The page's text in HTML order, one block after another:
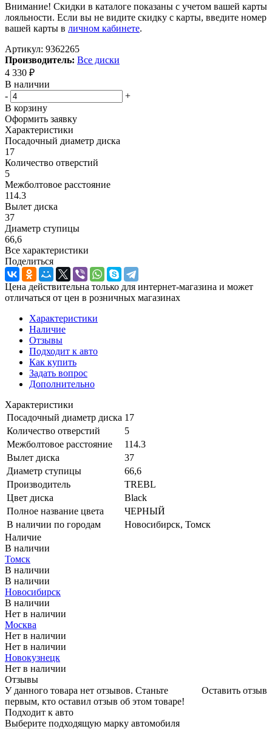
Внимание! Скидки в каталоге показаны с учетом вашей карты
лояльности. Если вы не видите скидку с карты, введите номер
вашей карты в личном кабинете.
Артикул: 9362265
Производитель: Все диски
4 330 ₽
В наличии
-
+
В корзину
Оформить заявку
Характеристики
Посадочный диаметр диска
17
Количество отверстий
5
Межболтовое расстояние
114.3
Вылет диска
37
Диаметр ступицы
66,6
Все характеристики
Поделиться
Цена действительна только для интернет-магазина и может
отличаться от цен в розничных магазинах
Характеристики
Наличие
Отзывы
Подходит к авто
Как купить
Задать вопрос
Дополнительно
Характеристики
Посадочный диаметр диска 17
Количество отверстий
5
Межболтовое расстояние
114.3
Вылет диска
37
Диаметр ступицы
66,6
Производитель
TREBL
Цвет диска
Black
Полное название цвета
ЧЕРНЫЙ
В наличии по городам
Новосибирск, Томск
Наличие
В наличии
Томск
В наличии
В наличии
Новосибирск
В наличии
Нет в наличии
Москва
Нет в наличии
Нет в наличии
Новокузнецк
Нет в наличии
Отзывы
Оставить отзыв
У данного товара нет отзывов. Станьте
первым, кто оставил отзыв об этом товаре!
Подходит к авто
Выберите подходящую марку автомобиля